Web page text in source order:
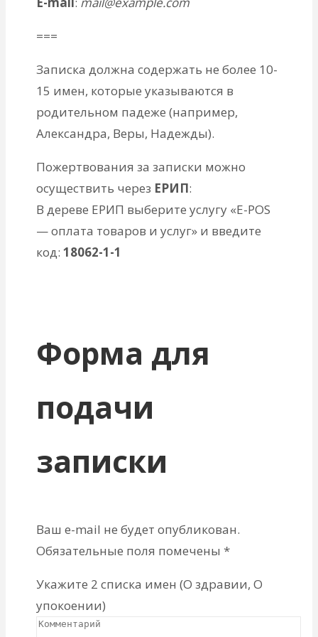
===
Записка должна содержать не более 10-
15 имен, которые указываются в
родительном падеже (например,
Александра, Веры, Надежды).
Пожертвования за записки можно
осуществить через ЕРИП:
В дереве ЕРИП выберите услугу «E-POS
— оплата товаров и услуг» и введите
код:18062-1-1
Форма для
подачи
записки
Ваш e-mail не будет опубликован.
Обязательные поля помечены*
Укажите 2 списка имен (О здравии, О
упокоении)